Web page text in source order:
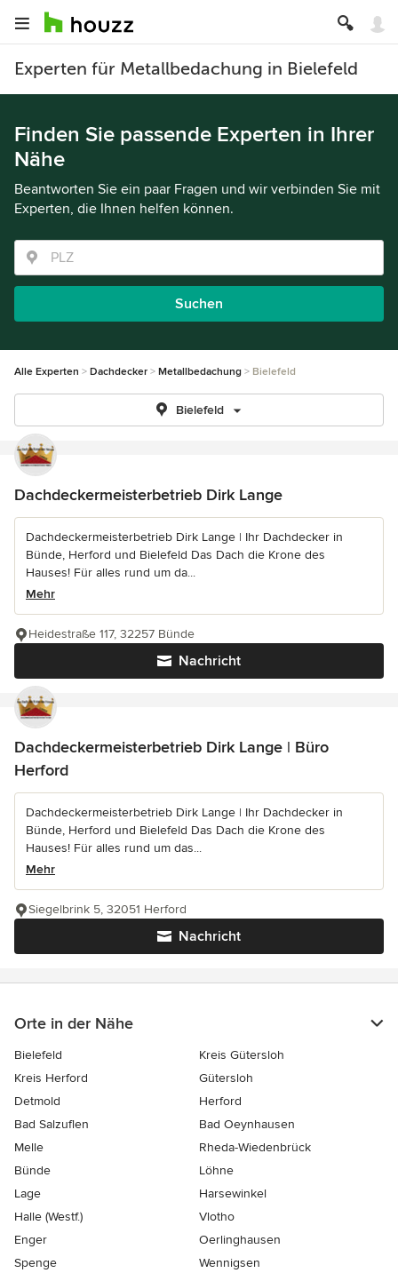
Experten für Metallbedachung in Bielefeld
Finden Sie passende Experten in Ihrer
Nähe
Beantworten Sie ein paar Fragen und wir verbinden Sie mit
Experten, die Ihnen helfen können.
Suchen
Alle Experten Dachdecker Metallbedachung Bielefeld
Bielefeld
Dachdeckermeisterbetrieb Dirk Lange
Dachdeckermeisterbetrieb Dirk Lange | Ihr Dachdecker in
Bünde, Herford und Bielefeld Das Dach die Krone des
Hauses! Für alles rund um da...
Mehr
Nachricht
Heidestraße 117, 32257 Bünde
Dachdeckermeisterbetrieb Dirk Lange | Büro
Herford
Dachdeckermeisterbetrieb Dirk Lange | Ihr Dachdecker in
Bünde, Herford und Bielefeld Das Dach die Krone des
Hauses! Für alles rund um das...
Mehr
Nachricht
Siegelbrink 5, 32051 Herford
Orte in der Nähe
Bielefeld
Kreis Gütersloh
Kreis Herford
Gütersloh
Detmold
Herford
Bad Salzuflen
Bad Oeynhausen
Melle
Rheda-Wiedenbrück
Bünde
Löhne
Lage
Harsewinkel
Halle (Westf.)
Vlotho
Enger
Oerlinghausen
Spenge
Wennigsen